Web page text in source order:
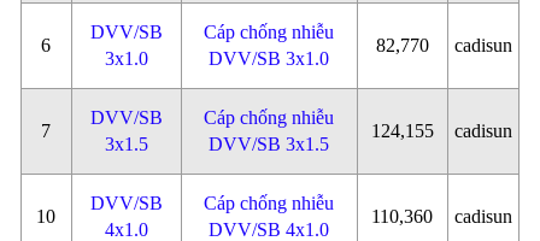
6
DVV/SB
3x1.0
Cáp chống nhiễu
DVV/SB 3x1.0
82,770 cadisun
7
DVV/SB
3x1.5
Cáp chống nhiễu
DVV/SB 3x1.5
124,155 cadisun
10
DVV/SB
4x1.0
Cáp chống nhiễu
DVV/SB 4x1.0
110,360 cadisun